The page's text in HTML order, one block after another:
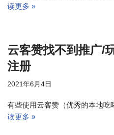
读更多 »
云客赞找不到推广/
注册
2021年6月4日
有些使用云客赞（优秀的本地
读更多 »